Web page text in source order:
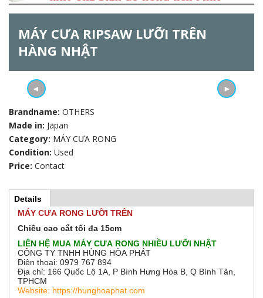
h
m
MÁY CƯA RIPSAW LƯỠI TRÊN
HÀNG NHẬT
◄ ►
Brandname: OTHERS
Made in: Japan
Category: MÁY CƯA RONG
Condition: Used
Price: Contact
H
o
Details
a
c
t
v
e
t
a
b
)
MÁY CƯA RONG LƯỠI TRÊN
Chiều cao cắt tối đa 15cm
LIÊN HỆ MUA MÁY CƯA RONG NHIỀU LƯỠI NHẬT
CÔNG TY TNHH HÙNG HÒA PHÁT
Điện thoại: 0979 767 894
Địa chỉ: 166 Quốc Lộ 1A, P Bình Hưng Hòa B, Q Bình Tân,
TPHCM
Website: https://hunghoaphat.com